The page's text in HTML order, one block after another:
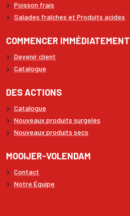
Poisson frais
Salades fraîches et Produits acides
COMMENCER IMMÉDIATEMENT
Devenir client
Catalogue
DES ACTIONS
Catalogue
Nouveaux produits surgelés
Nouveaux produits secs
MOOIJER-VOLENDAM
Contact
Notre Équipe